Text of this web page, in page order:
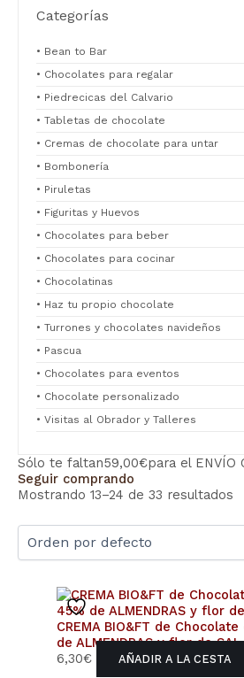
Categorías
• Bean to Bar
• Chocolates para regalar
• Piedrecicas del Calvario
• Tabletas de chocolate
• Cremas de chocolate para untar
• Bombonería
• Piruletas
• Figuritas y Huevos
• Chocolates para beber
• Chocolates para cocinar
• Chocolatinas
• Haz tu propio chocolate
• Turrones y chocolates navideños
• Pascua
• Chocolates para eventos
• Chocolate personalizado
• Visitas al Obrador y Talleres
Sólo te faltan59,00€para el ENVÍO
Seguir comprando
Mostrando 13–24 de 33 resultados
CREMA BIO&FT de
de ALMENDRAS y flor de
6,30€ AÑADIR A LA CESTA